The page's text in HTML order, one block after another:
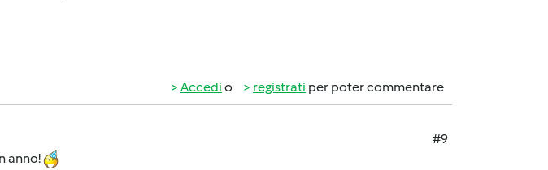
Accedi o registrati per poter commentare
#9
anno!